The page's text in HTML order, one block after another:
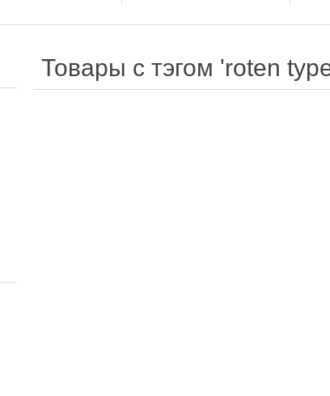
Товары с тэгом 'roten